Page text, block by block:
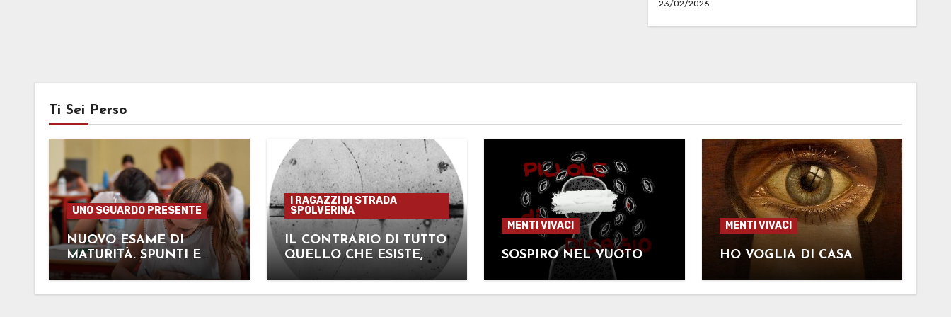
23/02/2026
Ti Sei Perso
UNO SGUARDO PRESENTE
NUOVO ESAME DI
MATURITÀ. SPUNTI E
OPINIONI PER UN
I RAGAZZI DI STRADA
SPOLVERINA
IL CONTRARIO DI TUTTO
QUELLO CHE ESISTE,
ECCO L’ANTIMATERIA
MENTI VIVACI
SOSPIRO NEL VUOTO
MENTI VIVACI
HO VOGLIA DI CASA